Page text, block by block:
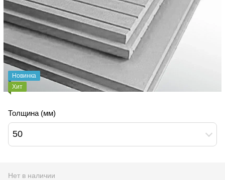
Новинка
Хит
Толщина (мм)
50
Нет в наличии